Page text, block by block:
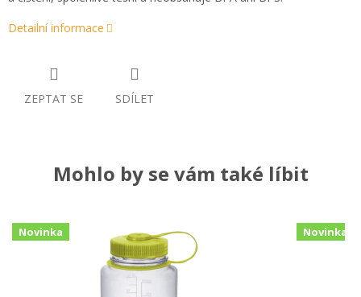
Detailní informace
ZEPTAT SE SDÍLET
Mohlo by se vám také líbit
Novinka Novinka